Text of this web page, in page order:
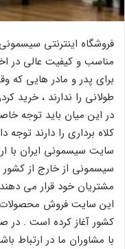
فروشگاه اینترنتی
مناسب و کیفیت عالی در
برای پدر و مادر هایی که
طولانی را ندارند ، خرید
در این میان باید توجه
کلاه برداری را دارند
سایت سیسمونی ایران با
سیسمونی از خارج از کشور
مشتریان خود قرار می
این سایت فروش
کشور آغاز کرده است .
با مشاوران ما در ارتباط